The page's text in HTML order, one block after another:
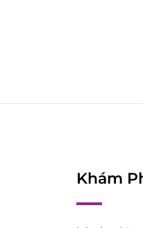
Khám